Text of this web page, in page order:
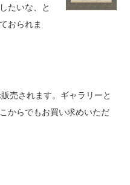
たいな、と
おられま
売されます。ギャラリーと
からでもお買い求めいただ